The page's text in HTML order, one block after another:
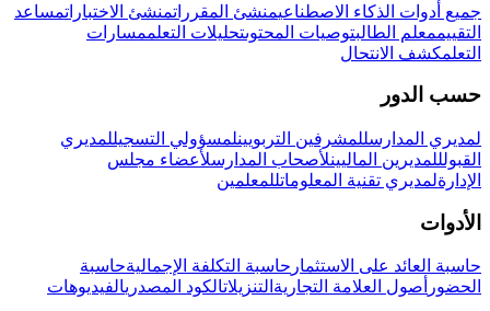
جميع أدوات الذكاء الاصطناعيمنشئ المقرراتمنشئ الاختباراتمساعد
التقييممعلم الطالبتوصيات المحتوىتحليلات التعلممسارات
التعلمكشف الانتحال
حسب الدور
لمديري المدارسللمشرفين التربويينلمسؤولي التسجيللمديري
القبولللمديرين الماليينلأصحاب المدارسلأعضاء مجلس
الإدارةلمديري تقنية المعلوماتللمعلمين
الأدوات
حاسبة العائد على الاستثمار حاسبة التكلفة الإجماليةحاسبة
الحضور أصول العلامة التجارية التنزيلاتالكود المصدريالفيديوهات